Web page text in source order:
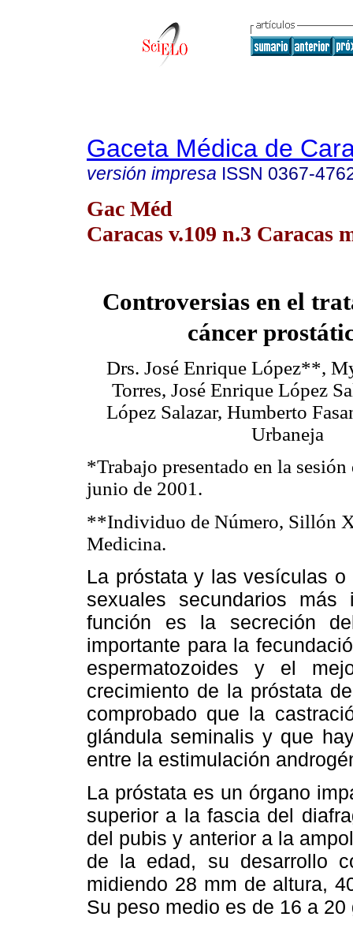
Gaceta Médica de
versión impresa ISSN 0367-
Gac Méd
Caracas v.109 n.3 Caracas
Controversias en el
cáncer
Drs. José Enrique López**,
Torres, José Enrique López
López Salazar, Humberto
Urbaneja
*Trabajo presentado en la
junio de 2001.
**Individuo de Número, Sillón
Medicina.
La próstata y las vesículas
sexuales secundarios
función es la secreción
importante para la
espermatozoides y el
crecimiento de la próstata
comprobado que la
glándula seminalis y que
entre la estimulación
La próstata es un órgano
superior a la fascia del
del pubis y anterior a la
de la edad, su desarrollo
midiendo 28 mm de altura,
Su peso medio es de 16 a